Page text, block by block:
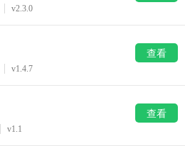
54款应用
53款应用
ai工具
336款应用
v2.3.0
v1.4.7
查看
v1.1
查看